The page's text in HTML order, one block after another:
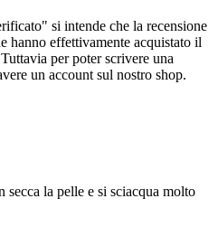
si intende che la recensione
hanno effettivamente acquistato il
per poter scrivere una
un account sul nostro shop.
secca la pelle e si sciacqua molto